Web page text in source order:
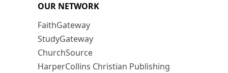
OUR NETWORK
FaithGateway
StudyGateway
ChurchSource
HarperCollins Christian Publishing